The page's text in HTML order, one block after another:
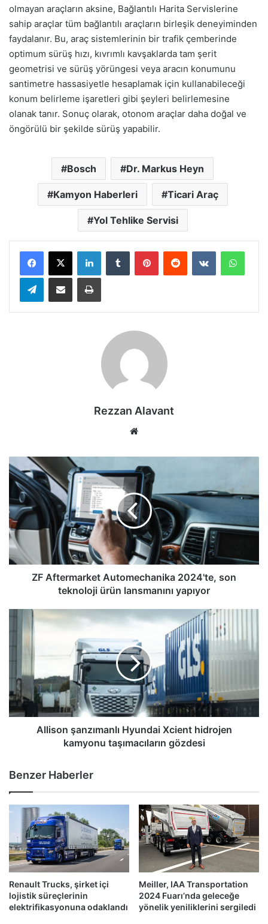
olmayan araçların aksine, Bağlantılı Harita Servislerine
sahip araçlar tüm bağlantılı araçların birleşik deneyiminden
faydalanır. Bu, araç sistemlerinin bir trafik çemberinde
optimum sürüş hızı, kıvrımlı kavşaklarda tam şerit
geometrisi ve sürüş yörüngesi veya aracın konumunu
santimetre hassasiyetle hesaplamak için kullanabileceği
konum belirleme işaretleri gibi şeyleri belirlemesine
olanak tanır. Sonuç olarak, otonom araçlar daha doğal ve
öngörülü bir şekilde sürüş yapabilir.
Bosch Dr. Markus Heyn
Kamyon Haberleri Ticari Araç
Yol Tehlike Servisi
LinkedInTumblr PinterestReddit VKontakte
TelegramE-Posta ile paylaş Yazdır
Rezzan Alavant
ZF
Aftermarket
Automechanika
2024'te,
son
teknoloji
ürün
lansmanını
yapıyor
ZF Aftermarket Automechanika 2024'te, son
teknoloji ürün lansmanını yapıyor
Allison
şanzımanlı
Hyundai
hidrojen
kamyonu
taşımacıların
gözdesi
Allison şanzımanlı Hyundai Xcient hidrojen
kamyonu taşımacıların gözdesi
Benzer Haberler
Renault Trucks, şirket içi
lojistik süreçlerinin
elektrifikasyonuna odaklandı
Meiller, IAA Transportation
2024 Fuarı’nda geleceğe
yönelik yeniliklerini sergiledi